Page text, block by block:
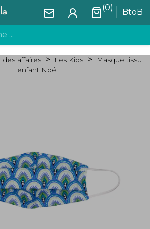
BtoB
(0)
des affaires Les Kids
Masque tissu
enfant Noé